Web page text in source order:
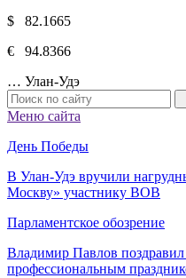
$ 82.1665
€ 94.8366
… Улан-Удэ
Меню сайта
День Победы
В Улан-Удэ вручили
Москву» участнику ВОВ
Парламентское обозрение
Владимир Павлов
профессиональным